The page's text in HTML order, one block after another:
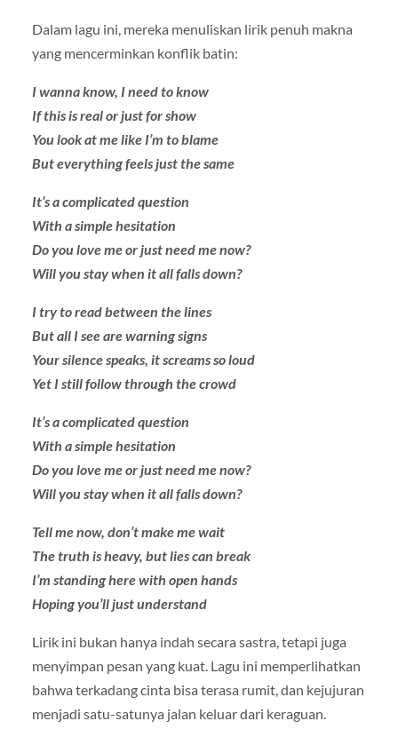
Dalam lagu ini, mereka menuliskan lirik penuh makna
yang mencerminkan konflik batin:
I wanna know, I need to know
If this is real or just for show
You look at me like I’m to blame
But everything feels just the same
It’s a complicated question
With a simple hesitation
Do you love me or just need me now?
Will you stay when it all falls down?
I try to read between the lines
But all I see are warning signs
Your silence speaks, it screams so loud
Yet I still follow through the crowd
It’s a complicated question
With a simple hesitation
Do you love me or just need me now?
Will you stay when it all falls down?
Tell me now, don’t make me wait
The truth is heavy, but lies can break
I’m standing here with open hands
Hoping you’ll just understand
Lirik ini bukan hanya indah secara sastra, tetapi juga
menyimpan pesan yang kuat. Lagu ini memperlihatkan
bahwa terkadang cinta bisa terasa rumit, dan kejujuran
menjadi satu-satunya jalan keluar dari keraguan.